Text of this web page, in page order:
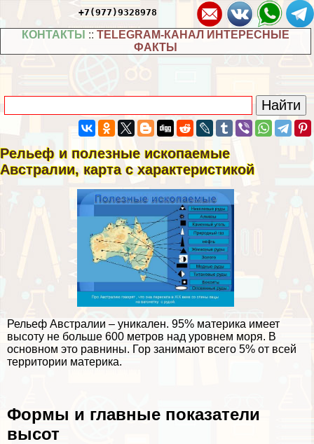
+7(977)9328978
КОНТАКТЫ :: TELEGRAM-КАНАЛ ИНТЕРЕСНЫЕ
ФАКТЫ
Рельеф и полезные ископаемые
Австралии, карта с хаpaктеристикой
Рельеф Австралии – уникален. 95% материка имеет
высоту не больше 600 метров над уровнем моря. В
основном это равнины. Гор занимают всего 5% от всей
территории материка.
Формы и главные показатели
высот